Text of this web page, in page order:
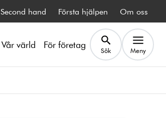
Second hand Första hjälpen Om oss
Vår värld För företag Sök Meny